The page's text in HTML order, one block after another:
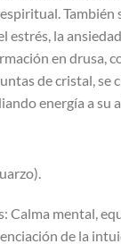
También
estrés, la
en drusa,
de cristal, se
energía a su
Calma mental,
de la